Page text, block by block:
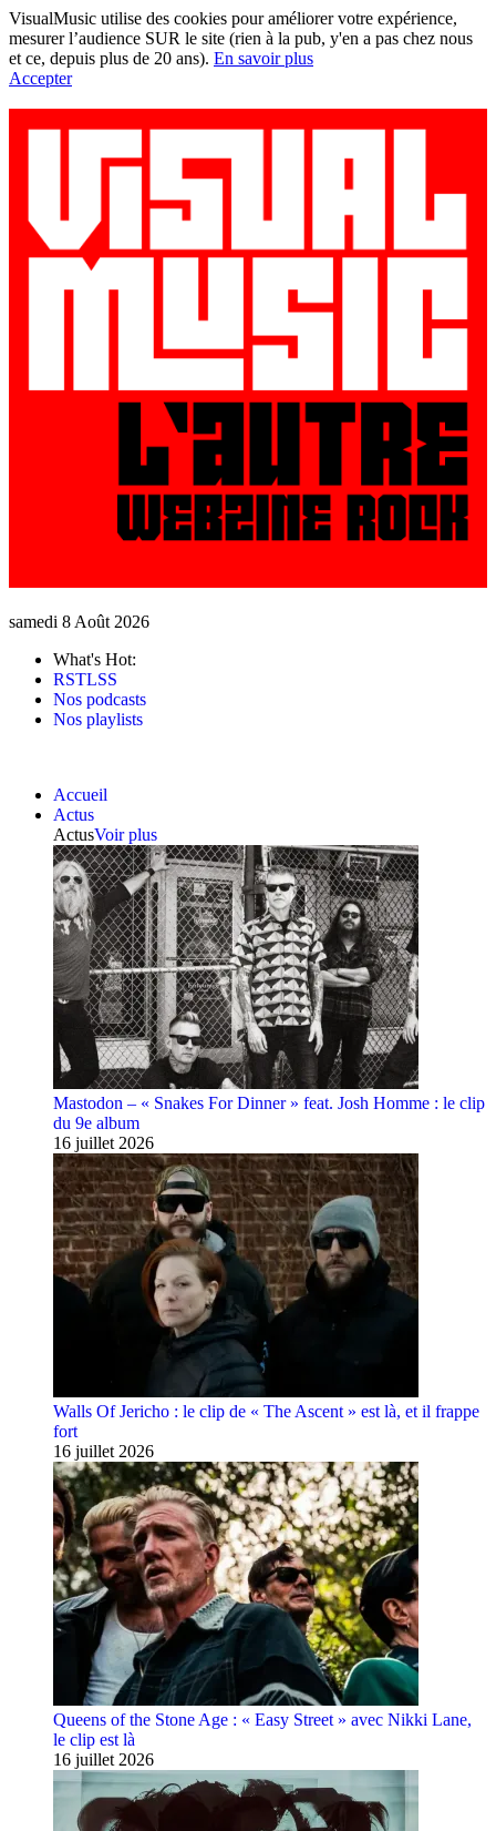
VisualMusic utilise des cookies pour améliorer votre expérience,
mesurer l’audience SUR le site (rien à la pub, y'en a pas chez nous
et ce, depuis plus de 20 ans). En savoir plus
Accepter
samedi 8 Août 2026
What's Hot:
RSTLSS
Nos podcasts
Nos playlists
Accueil
Actus
ActusVoir plus
Mastodon – « Snakes For Dinner » feat. Josh Homme : le clip
du 9e album
16 juillet 2026
Walls Of Jericho : le clip de « The Ascent » est là, et il frappe
fort
16 juillet 2026
Queens of the Stone Age : « Easy Street » avec Nikki Lane,
le clip est là
16 juillet 2026